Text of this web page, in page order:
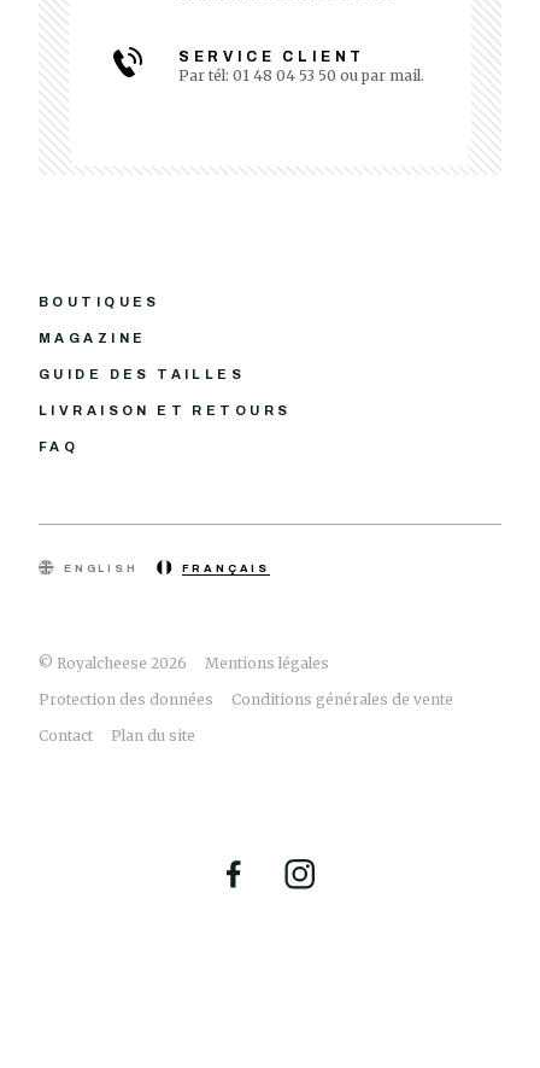
SERVICE CLIENT
Par tél: 01 48 04 53 50 ou par mail.
BOUTIQUES
MAGAZINE
GUIDE DES TAILLES
LIVRAISON ET RETOURS
FAQ
© Royalcheese 2026
Mentions légales
Protection des données
Conditions générales de vente
Contact
Plan du site
ENGLISH FRANÇAIS